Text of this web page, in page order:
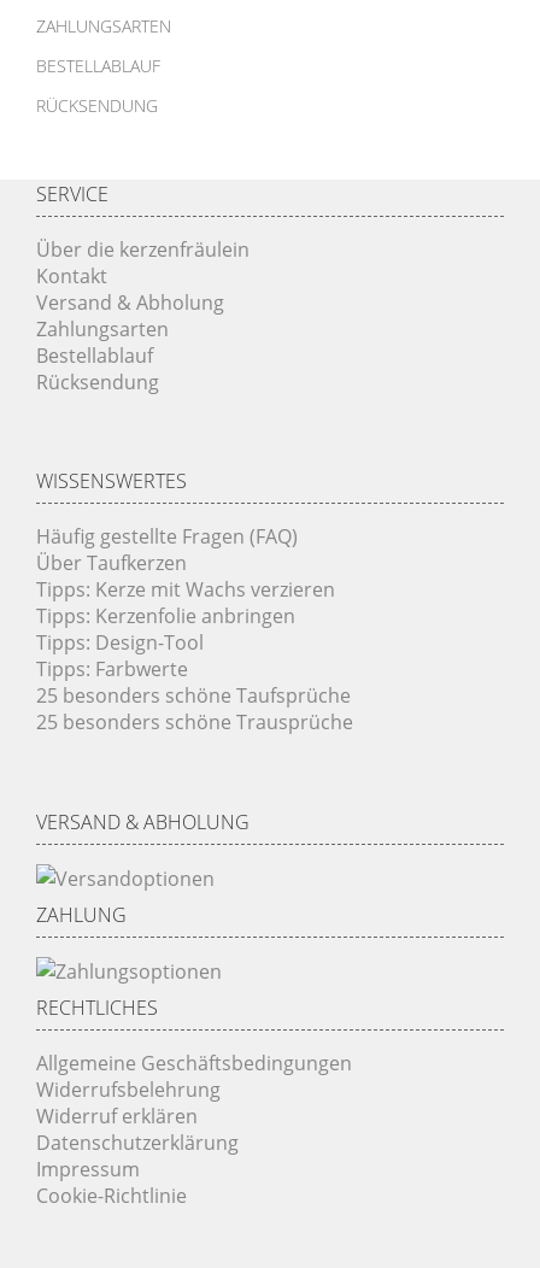
ZAHLUNGSARTEN
BESTELLABLAUF
RÜCKSENDUNG
SERVICE
Über die kerzenfräulein
Kontakt
Versand & Abholung
Zahlungsarten
Bestellablauf
Rücksendung
WISSENSWERTES
Häufig gestellte Fragen (FAQ)
Über Taufkerzen
Tipps: Kerze mit Wachs verzieren
Tipps: Kerzenfolie anbringen
Tipps: Design-Tool
Tipps: Farbwerte
25 besonders schöne Taufsprüche
25 besonders schöne Trausprüche
VERSAND & ABHOLUNG
ZAHLUNG
RECHTLICHES
Allgemeine Geschäftsbedingungen
Widerrufsbelehrung
Widerruf erklären
Datenschutzerklärung
Impressum
Cookie-Richtlinie